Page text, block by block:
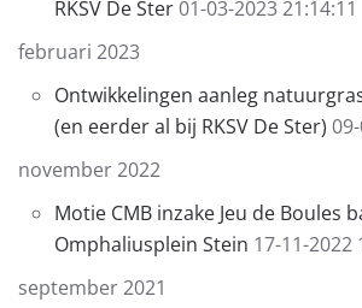
RKSV De Ster01-03-2023 21:14:11
februari 2023
Ontwikkelingen aanleg
(en eerder al bij RKSV De Ster)
november 2022
Motie CMB inzake Jeu de Boules
Omphaliusplein Stein 17-11-2022
september 2021